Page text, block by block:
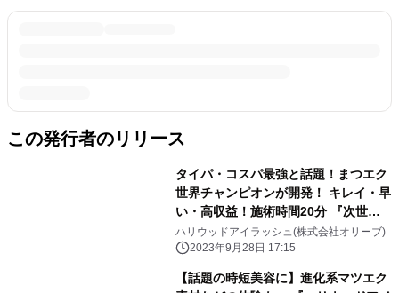
この発行者のリリース
タイパ・コスパ最強と話題！まつエク
世界チャンピオンが開発！ キレイ・早
い・高収益！施術時間20分 『次世代
ボリュームまつエクサロン』FC募集開
始
ハリウッドアイラッシュ(株式会社オリーブ)
2023年9月28日 17:15
【話題の時短美容に】進化系マツエク